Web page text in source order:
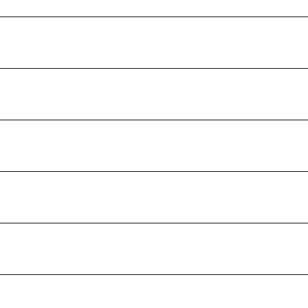
Port Region
Kirovskaya oblast'
Samarskaya oblast'